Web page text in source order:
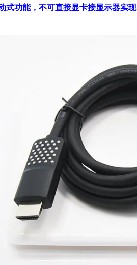
式功能，不可直接显卡接显示器实现